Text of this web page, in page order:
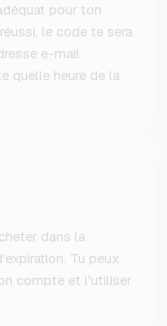
pour ton
le code te sera
e-mail
quelle heure de la
dans la
Tu peux
compte et l'utiliser